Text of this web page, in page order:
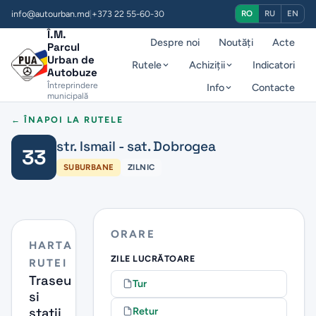
info@autourban.md +373 22 55-60-30 RO RU EN
Î.M.
Parcul
Urban de
Autobuze
Întreprindere
municipală
Despre noi Noutăți
Acte
Rutele
Achiziții
Indicatori
Info
Contacte
← ÎNAPOI LA RUTELE
33 str. Ismail - sat. Dobrogea
SUBURBANE ZILNIC
HARTA
RUTEI
Traseu
si
ORARE
ZILE LUCRĂTOARE
Tur
Retur